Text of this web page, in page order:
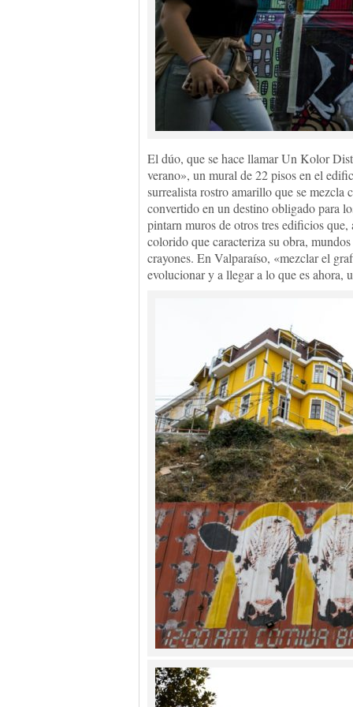
El dúo, que se hace llamar Un Kolor
verano», un mural de 22 pisos en el
surrealista rostro amarillo que se mezcla
convertido en un destino obligado para
pintarn muros de otros tres edificios
colorido que caracteriza su obra,
crayones. En Valparaíso, «mezclar el
evolucionar y a llegar a lo que es ahora,